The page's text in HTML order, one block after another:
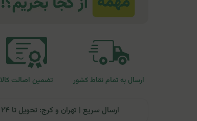
ارسال به تمام نقاط کشور تضمین اصالت کالا
ارسال سریع | تهران و کرج: تحویل تا ۲۴ ساعت | سایر نقاط ایران: ارسال سریع به پست